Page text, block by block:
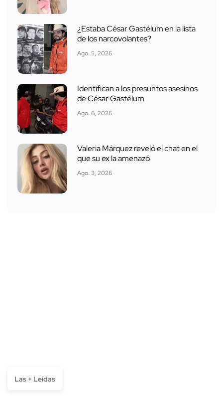
¿Estaba César Gastélum en la lista
de los narcovolantes?
Ago. 5, 2026
Identifican a los presuntos asesinos
de César Gastélum
Ago. 6, 2026
Valeria Márquez reveló el chat en el
que su ex la amenazó
Ago. 3, 2026
Las + Leídas